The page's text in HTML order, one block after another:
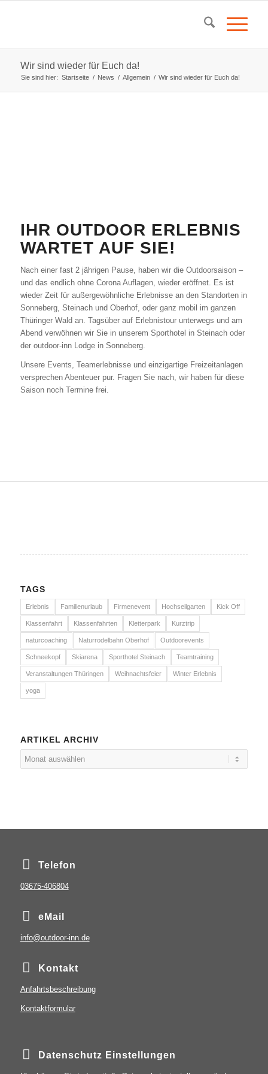
Wir sind wieder für Euch da!
Sie sind hier: Startseite / News / Allgemein / Wir sind wieder für Euch da!
IHR OUTDOOR ERLEBNIS
WARTET AUF SIE!
Nach einer fast 2 jährigen Pause, haben wir die Outdoorsaison –
und das endlich ohne Corona Auflagen, wieder eröffnet. Es ist
wieder Zeit für außergewöhnliche Erlebnisse an den Standorten in
Sonneberg, Steinach und Oberhof, oder ganz mobil im ganzen
Thüringer Wald an. Tagsüber auf Erlebnistour unterwegs und am
Abend verwöhnen wir Sie in unserem Sporthotel in Steinach oder
der outdoor-inn Lodge in Sonneberg.
Unsere Events, Teamerlebnisse und einzigartige Freizeitanlagen
versprechen Abenteuer pur. Fragen Sie nach, wir haben für diese
Saison noch Termine frei.
TAGS
Erlebnis Familienurlaub Firmenevent Hochseilgarten Kick Off
Klassenfahrt Klassenfahrten Kletterpark Kurztrip
naturcoaching Naturrodelbahn Oberhof Outdoorevents
Schneekopf Skiarena Sporthotel Steinach Teamtraining
Veranstaltungen Thüringen Weihnachtsfeier Winter Erlebnis
yoga
ARTIKEL ARCHIV
Telefon
03675-406804
eMail
info@outdoor-inn.de
Kontakt
Anfahrtsbeschreibung
Kontaktformular
Datenschutz Einstellungen